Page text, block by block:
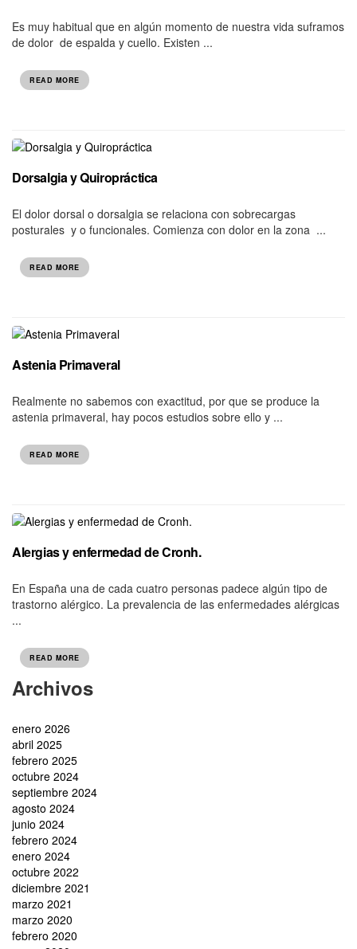
Es muy habitual que en algún momento de nuestra vida suframos
de dolor de espalda y cuello. Existen ...
READ MORE
Dorsalgia y Quiropráctica
El dolor dorsal o dorsalgia se relaciona con sobrecargas
posturales y o funcionales. Comienza con dolor en la zona ...
READ MORE
Astenia Primaveral
Realmente no sabemos con exactitud, por que se produce la
astenia primaveral, hay pocos estudios sobre ello y ...
READ MORE
Alergias y enfermedad de Cronh.
En España una de cada cuatro personas padece algún tipo de
trastorno alérgico. La prevalencia de las enfermedades alérgicas
...
READ MORE
Archivos
enero 2026
abril 2025
febrero 2025
octubre 2024
septiembre 2024
agosto 2024
junio 2024
febrero 2024
enero 2024
octubre 2022
diciembre 2021
marzo 2021
marzo 2020
febrero 2020